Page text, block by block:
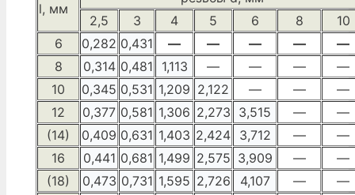
l, мм
2,5
3 4 5 6 8
10
6
0,282 0,431 — — — —
—
8
0,314 0,481 1,113 — — —
—
10
0,345 0,531 1,209 2,122 — —
—
12
0,377 0,581 1,306 2,273 3,515 —
—
(14)
0,409 0,631 1,403 2,424 3,712 —
—
16
0,441 0,681 1,499 2,575 3,909 —
—
(18)
0,473 0,731 1,595 2,726 4,107 —
—